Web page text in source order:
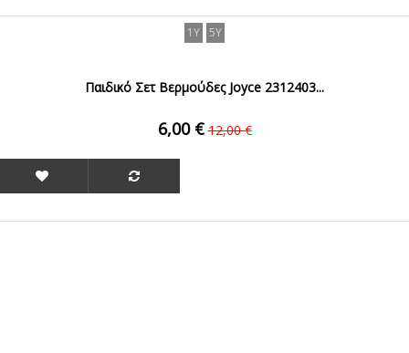
1Y 5Y
Παιδικό Σετ Βερμούδες Joyce 2312403...
6,00 € 12,00 €